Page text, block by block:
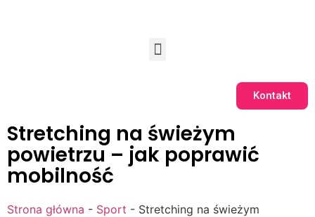
Kontakt
Stretching na świeżym
powietrzu – jak poprawić
mobilność
Strona główna - Sport - Stretching na świeżym